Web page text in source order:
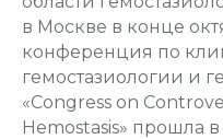
в Москве в конце
конференция по
гемостазиологии и
«Congress on
Hemostasis» прошла